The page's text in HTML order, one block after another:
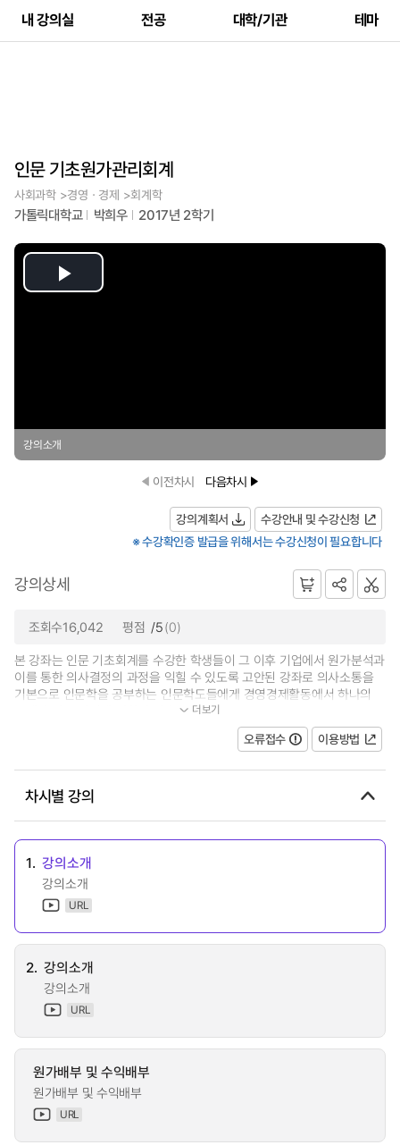
내 강의실 전공 대학/기관 테마
인문 기초원가관리회계
사회과학 >경영ㆍ경제 >회계학
가톨릭대학교 박희우 2017년 2학기
Play
강의소개
이전차시 다음차시
강의계획서
수강안내 및 수강신청
※ 수강확인증 발급을 위해서는 수강신청이 필요합니다
강의상세
조회수16,042 평점 /5(0)
본 강좌는 인문 기초회계를 수강한 학생들이 그 이후 기업에서 원가분석과
이를 통한 의사결정의 과정을 익힐 수 있도록 고안된 강좌로 의사소통을
기본으로 인문학을 공부하는 인문학도들에게 경영경제활동에서 하나의
주체가 되는 기업에 대하여 기초... 더보기
오류접수 이용방법
차시별 강의
1. 강의소개
강의소개
URL
2. 강의소개
강의소개
URL
원가배부 및 수익배부
원가배부 및 수익배부
URL